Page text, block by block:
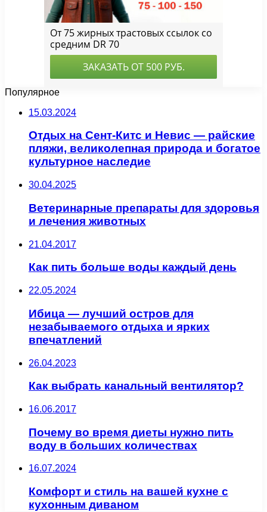
Популярное
15.03.2024
Отдых на Сент-Китс и Невис — райские
пляжи, великолепная природа и богатое
культурное наследие
30.04.2025
Ветеринарные препараты для здоровья
и лечения животных
21.04.2017
Как пить больше воды каждый день
22.05.2024
Ибица — лучший остров для
незабываемого отдыха и ярких
впечатлений
26.04.2023
Как выбрать канальный вентилятор?
16.06.2017
Почему во время диеты нужно пить
воду в больших количествах
16.07.2024
Комфорт и стиль на вашей кухне с
кухонным диваном